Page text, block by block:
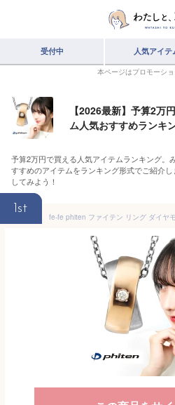
受付中 人気アイテ
本ページはプロモーシ
【2026最新】予算2万
ム人気おすすめランキ
予算2万円で買える人気アイテムランキング。
すすめのアイテムをランキング形式でご紹介
してみよう！
1st